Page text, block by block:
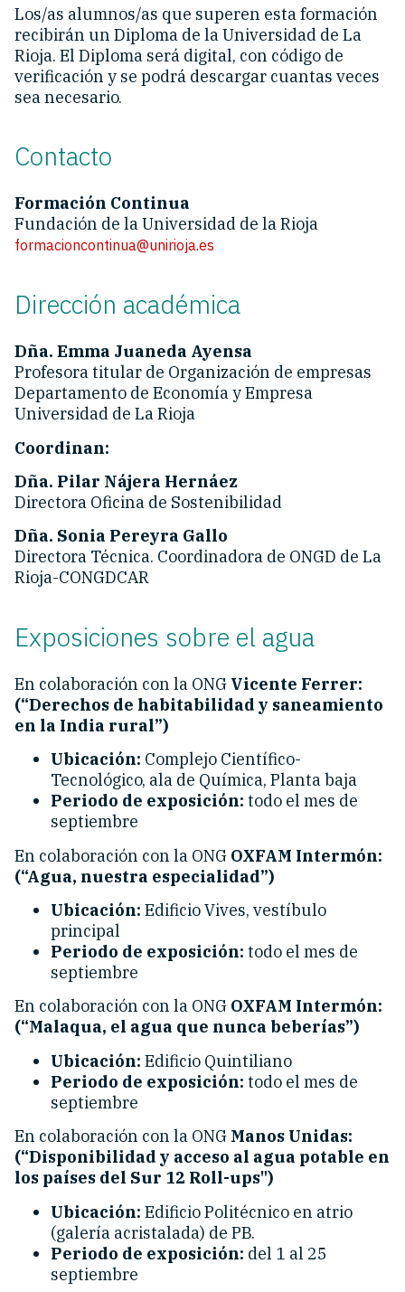
Los/as alumnos/as que superen esta formación
recibirán un Diploma de la Universidad de La
Rioja. El Diploma será digital, con código de
verificación y se podrá descargar cuantas veces
sea necesario.
Contacto
Formación Continua
Fundación de la Universidad de la Rioja
formacioncontinua@unirioja.es
Dirección académica
Dña. Emma Juaneda Ayensa
Profesora titular de Organización de empresas
Departamento de Economía y Empresa
Universidad de La Rioja
Coordinan:
Dña. Pilar Nájera Hernáez
Directora Oficina de Sostenibilidad
Dña. Sonia Pereyra Gallo
Directora Técnica. Coordinadora de ONGD de La
Rioja-CONGDCAR
Exposiciones sobre el agua
En colaboración con la ONG Vicente Ferrer:
(“Derechos de habitabilidad y saneamiento
en la India rural”)
Ubicación: Complejo Científico-
Tecnológico, ala de Química, Planta baja
Periodo de exposición: todo el mes de
septiembre
En colaboración con la ONG OXFAM Intermón:
(“Agua, nuestra especialidad”)
Ubicación: Edificio Vives, vestíbulo
principal
Periodo de exposición: todo el mes de
septiembre
En colaboración con la ONG OXFAM Intermón:
(“Malaqua, el agua que nunca beberías”)
Ubicación: Edificio Quintiliano
Periodo de exposición: todo el mes de
septiembre
En colaboración con la ONG Manos Unidas:
(“Disponibilidad y acceso al agua potable en
los países del Sur 12 Roll-ups")
Ubicación: Edificio Politécnico en atrio
(galería acristalada) de PB.
Periodo de exposición: del 1 al 25
septiembre